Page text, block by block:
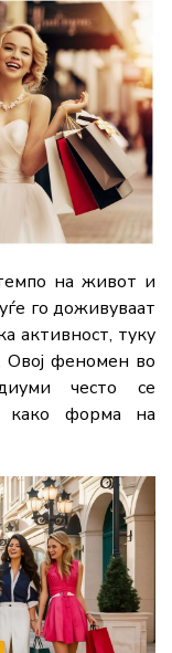
наживот и
годоживуваат
активност, туку
Овој феномен во
честосе
како форма на